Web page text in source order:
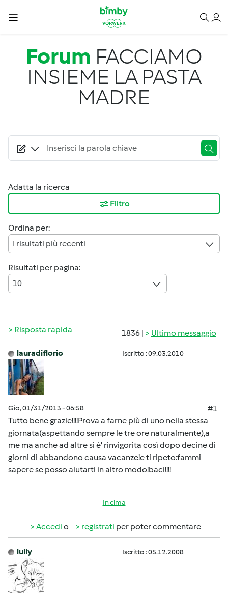
Salta al contenuto principale
Forum FACCIAMO
INSIEME LA PASTA
MADRE
Adatta la ricerca
Filtro
Ordina per:
I risultati più recenti
Risultati per pagina:
10
1836 | Ultimo messaggio
Risposta rapida
lauradiflorio Iscritto : 09.03.2010
Gio, 01/31/2013 - 06:58
#1
Tutto bene grazie!!!!Prova a farne più di uno nella stessa
giornata(aspettando sempre le tre ore naturalmente),a
me ma anche ad altre si è' rinvigorita così dopo decine di
giorni di abbandono causa vacanze!e ti ripeto:fammi
sapere se posso aiutarti in altro modo!baci!!!!
In cima
Accedi o registrati per poter commentare
lully Iscritto : 05.12.2008